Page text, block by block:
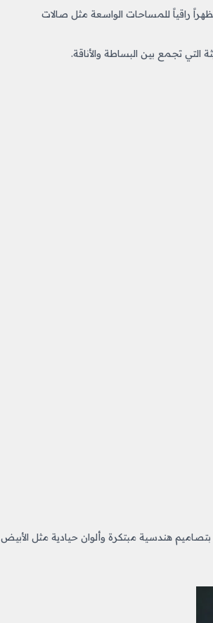
راقياً للمساحات الواسعة مثل صالات
التي تجمع بين البساطة والأناقة.
هندسية مبتكرة وألوان حيادية مثل الأبيض